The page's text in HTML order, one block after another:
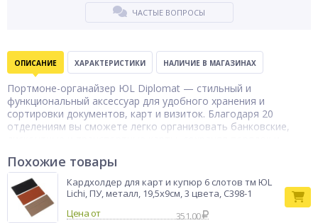
ЧАСТЫЕ ВОПРОСЫ
ОПИСАНИЕ ХАРАКТЕРИСТИКИ НАЛИЧИЕ В МАГАЗИНАХ
Портмоне-органайзер ЮL Diplomat — стильный и
функциональный аксессуар для удобного хранения и
сортировки документов, карт и визиток. Благодаря 20
отделениям вы сможете легко организовать банковские,
качественного ПУ-материала с металлическими элементами,
что обеспечивает аккуратный внешний вид и устойчивость к
износу. Надёжная молния защищает содержимое от
выпадения и повреждений. Компактные размеры 19×11×2,5
см позволяют удобно носить портмоне в сумке, рюкзаке или
Похожие товары
Кардхолдер для карт и купюр 6 слотов тм ЮL
Lichi, ПУ, металл, 19,5х9см, 3 цвета, С398-1
Цена от
351.00